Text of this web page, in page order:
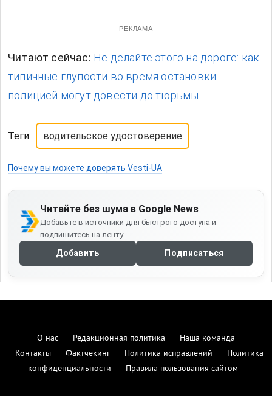
РЕКЛАМА
Читают сейчас: Не делайте этого на дороге: как
типичные глупости во время остановки
полицией могут довести до тюрьмы.
Теги: водительское удостоверение
Почему вы можете доверять Vesti-UA
Читайте без шума в Google News
Добавьте в источники для быстрого доступа и
подпишитесь на ленту
Добавить Подписаться
О нас Редакционная политика
Наша команда
Контакты
Фактчекинг Политика исправлений
Политика
конфиденциальности
Правила пользования сайтом